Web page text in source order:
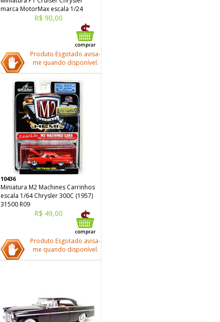
marca MotorMax escala 1/24
R$ 90,00
Produto Esgotado avisa-
me quando disponível.
10436
Miniatura M2 Machines Carrinhos
escala 1/64 Chrysler 300C (1957)
31500 R09
R$ 49,00
Produto Esgotado avisa-
me quando disponível.